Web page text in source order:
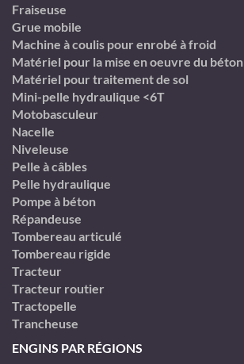
Fraiseuse
Grue mobile
Machine à coulis pour enrobé à froid
Matériel pour la mise en oeuvre du béton
Matériel pour traitement de sol
Mini-pelle hydraulique <6T
Motobasculeur
Nacelle
Niveleuse
Pelle à câbles
Pelle hydraulique
Pompe à béton
Répandeuse
Tombereau articulé
Tombereau rigide
Tracteur
Tracteur routier
Tractopelle
Trancheuse
ENGINS PAR RÉGIONS